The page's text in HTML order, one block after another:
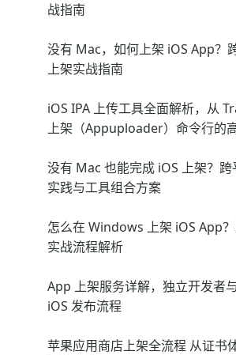
战指南
没有 Mac，如何上架 iOS App？
上架实战指南
iOS IPA 上传工具全面解析，从
上架（Appuploader）命令行的
没有 Mac 也能完成 iOS 上架？
实践与工具组合方案
怎么在 Windows 上架 iOS App
实战流程解析
App 上架服务详解，独立开发者
iOS 发布流程
苹果应用商店上架全流程 从证书